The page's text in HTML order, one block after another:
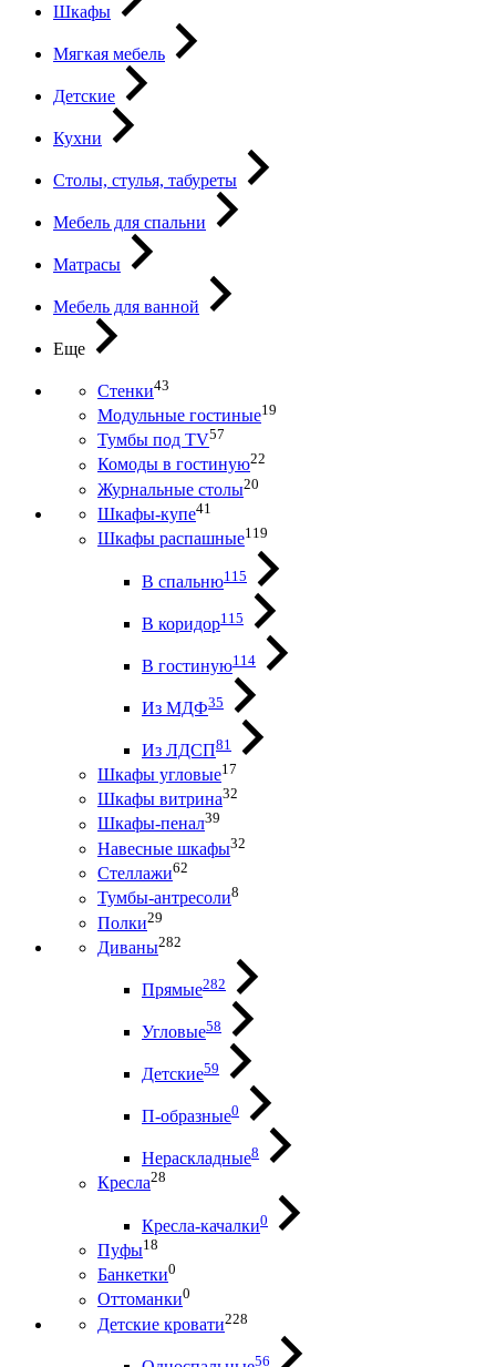
Шкафы
Мягкая мебель
Детские
Кухни
Столы, стулья, табуреты
Мебель для спальни
Матрасы
Мебель для ванной
Еще
Стенки43
Модульные гостиные19
Тумбы под ТV57
Комоды в гостиную22
Журнальные столы20
Шкафы-купе41
Шкафы распашные119
В спальню115
В коридор115
В гостиную114
Из МДФ35
Из ЛДСП81
Шкафы угловые17
Шкафы витрина32
Шкафы-пенал39
Навесные шкафы32
Стеллажи62
Тумбы-антресоли8
Полки29
Диваны282
Прямые282
Угловые58
Детские59
П-образные0
Нераскладные8
Кресла28
Кресла-качалки0
Пуфы18
Банкетки0
Оттоманки0
Детские кровати228
56